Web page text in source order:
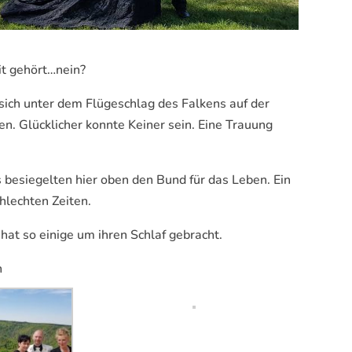
gehört…nein?
unter dem Flügeschlag des Falkens auf der
Glücklicher konnte Keiner sein. Eine Trauung
hier oben den Bund für das Leben. Ein
Zeiten.
so einige um ihren Schlaf gebracht.